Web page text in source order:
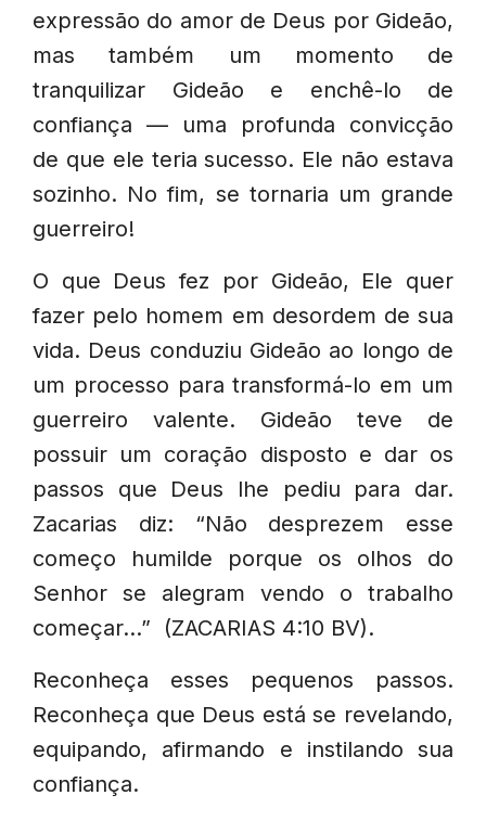
expressão do amor de Deus por Gideão,
mas também um momento de
tranquilizar Gideão e enchê-lo de
confiança — uma profunda convicção
de que ele teria sucesso. Ele não estava
sozinho. No fim, se tornaria um grande
guerreiro!
O que Deus fez por Gideão, Ele quer
fazer pelo homem em desordem de sua
vida. Deus conduziu Gideão ao longo de
um processo para transformá-lo em um
guerreiro valente. Gideão teve de
possuir um coração disposto e dar os
passos que Deus lhe pediu para dar.
Zacarias diz: “Não desprezem esse
começo humilde porque os olhos do
Senhor se alegram vendo o trabalho
começar…” (ZACARIAS 4:10 BV).
Reconheça esses pequenos passos.
Reconheça que Deus está se revelando,
equipando, afirmando e instilando sua
confiança.